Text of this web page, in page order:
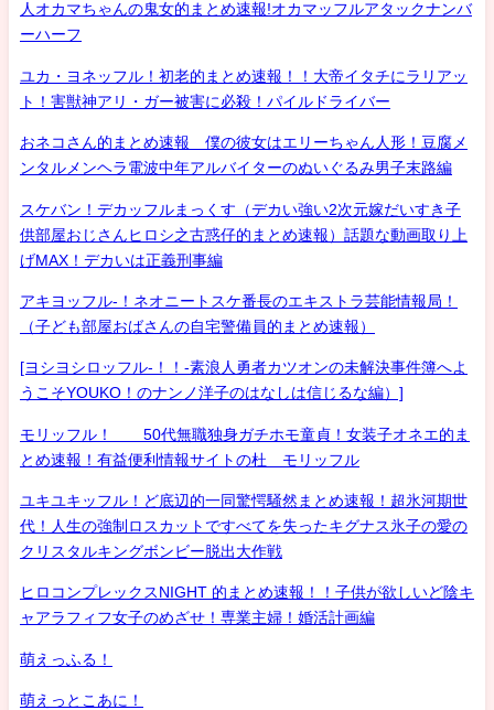
人オカマちゃんの鬼女的まとめ速報!オカマッフルアタックナンバ
ーハーフ
ユカ・ヨネッフル！初老的まとめ速報！！大帝イタチにラリアッ
ト！害獣神アリ・ガー被害に必殺！パイルドライバー
おネコさん的まとめ速報 僕の彼女はエリーちゃん人形！豆腐メ
ンタルメンヘラ電波中年アルバイターのぬいぐるみ男子末路編
スケバン！デカッフルまっくす（デカい強い2次元嫁だいすき子
供部屋おじさんヒロシ之古惑仔的まとめ速報）話題な動画取り上
げMAX！デカいは正義刑事編
アキヨッフル-！ネオニートスケ番長のエキストラ芸能情報局！
（子ども部屋おばさんの自宅警備員的まとめ速報）
[ヨシヨシロッフル-！！-素浪人勇者カツオンの未解決事件簿へよ
うこそYOUKO！のナンノ洋子のはなしは信じるな編）]
モリッフル！ 50代無職独身ガチホモ童貞！女装子オネエ的ま
とめ速報！有益便利情報サイトの杜 モリッフル
ユキユキッフル！ど底辺的一同驚愕騒然まとめ速報！超氷河期世
代！人生の強制ロスカットですべてを失ったキグナス氷子の愛の
クリスタルキングボンビー脱出大作戦
ヒロコンプレックスNIGHT 的まとめ速報！！子供が欲しいど陰キ
ャアラフィフ女子のめざせ！専業主婦！婚活計画編
萌えっふる！
萌えっとこあに！